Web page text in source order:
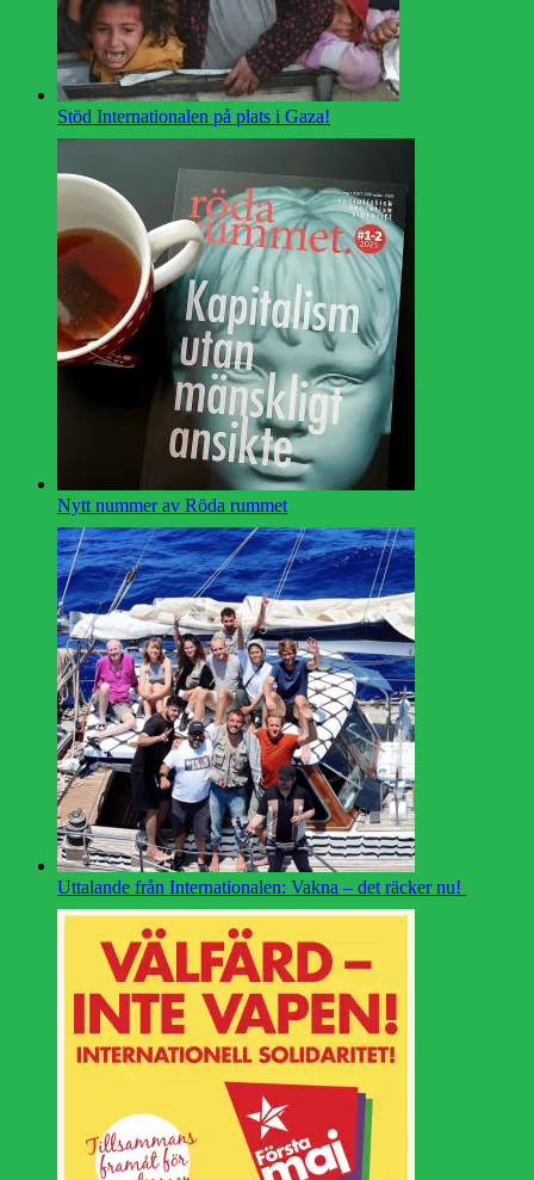
Stöd Internationalen på plats i Gaza!
Nytt nummer av Röda rummet
Uttalande från Internationalen: Vakna – det räcker nu!